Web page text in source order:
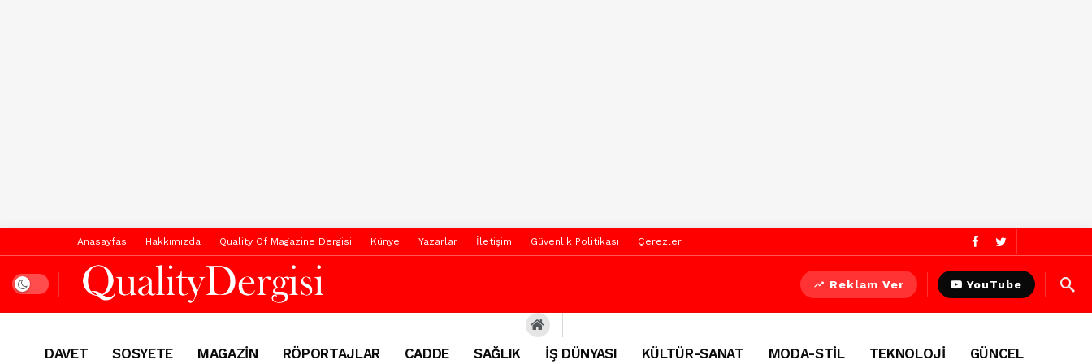
Anasayfas Hakkımızda Quality Of Magazine Dergisi Künye Yazarlar İletişim Güvenlik Politikası Çerezler
Dark mode Reklam Ver YouTube
DAVET SOSYETE MAGAZİN RÖPORTAJLAR CADDE SAĞLIK İŞ DÜNYASI KÜLTÜR-SANAT MODA-STİL TEKNOLOJİ GÜNCEL